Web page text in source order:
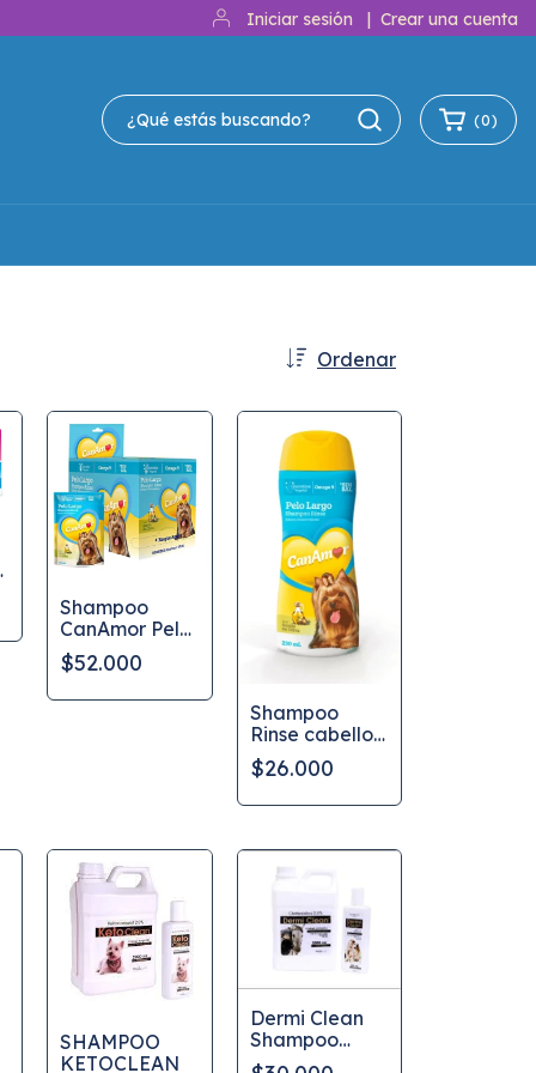
Iniciar sesión | Crear una cuenta
(0)
Ordenar
Shampoo
CanAmor Pelo
largo Sachet x
12 Und
$52.000
Shampoo
Rinse cabello
largo
CanAmor
$26.000
SHAMPOO
KETOCLEAN
Dermi Clean
Shampoo
Clorhexidina